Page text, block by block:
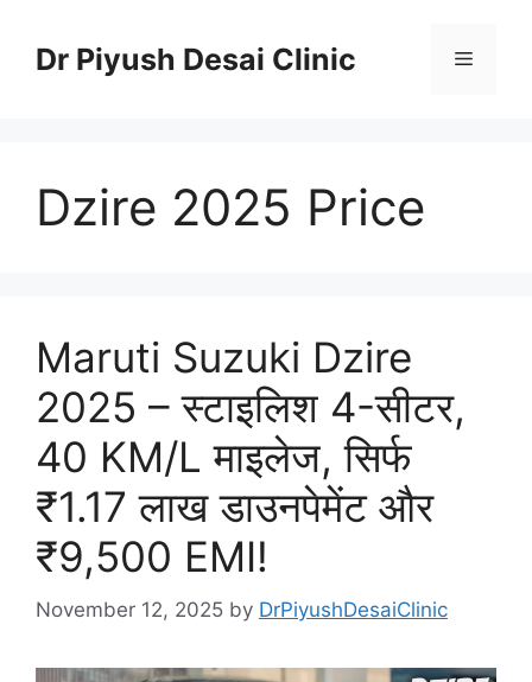
contentDr Piyush Desai Clinic Menu
Dzire 2025 Price
Maruti Suzuki Dzire
2025 – स्टाइलिश 4-सीटर,
40 KM/L माइलेज, सिर्फ
₹1.17 लाख डाउनपेमेंट और
₹9,500 EMI!
November 12, 2025 by DrPiyushDesaiClinic